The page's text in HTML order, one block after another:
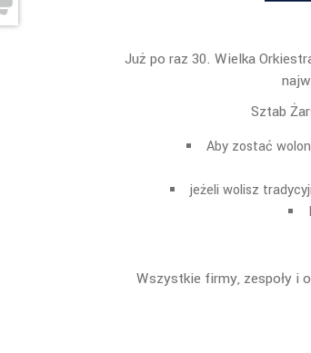
Już po raz 30. Wielka
Sztab
Aby zostać
jeżeli wolisz
Wszystkie firmy, zespoły i